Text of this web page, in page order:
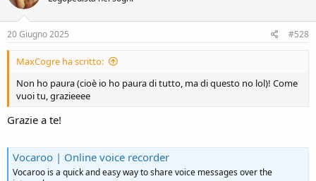
20 Giugno 2025 #528
MaxCogre ha scritto:
Non ho paura (cioè io ho paura di tutto, ma di questo no lol)! Come
vuoi tu, grazieeee
Grazie a te!
Vocaroo | Online voice recorder
Vocaroo is a quick and easy way to share voice messages over the